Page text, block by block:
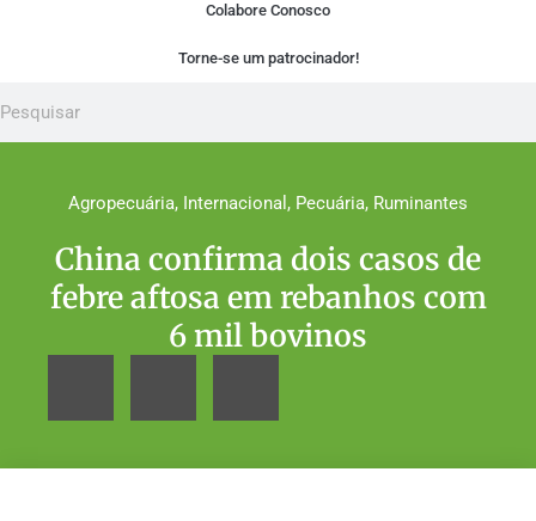
Colabore Conosco
Torne-se um patrocinador!
Agropecuária, Internacional , Pecuária, Ruminantes
China confirma dois casos de
febre aftosa em rebanhos com
6 mil bovinos